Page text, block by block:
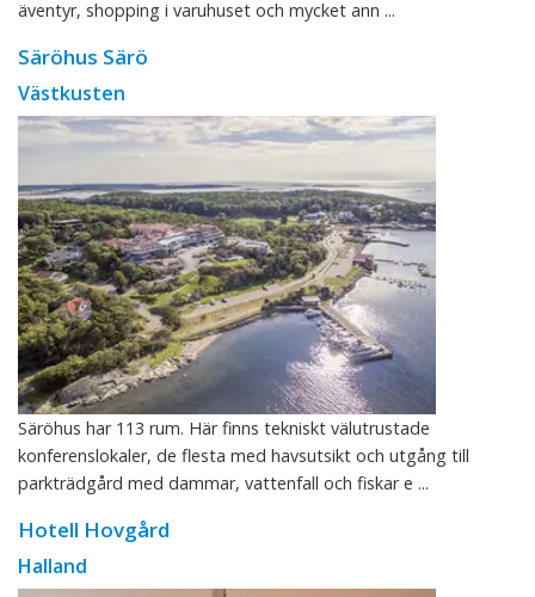
äventyr, shopping i varuhuset och mycket ann ...
Säröhus Särö
Västkusten
Säröhus har 113 rum. Här finns tekniskt välutrustade
konferenslokaler, de flesta med havsutsikt och utgång till
parkträdgård med dammar, vattenfall och fiskar e ...
Hotell Hovgård
Halland